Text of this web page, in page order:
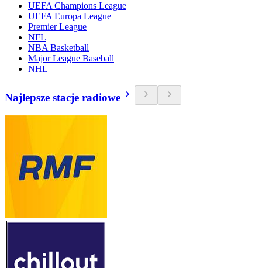
UEFA Champions League
UEFA Europa League
Premier League
NFL
NBA Basketball
Major League Baseball
NHL
Najlepsze stacje radiowe